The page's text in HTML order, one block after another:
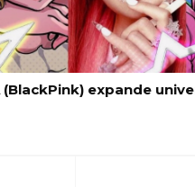
(BlackPink) expande